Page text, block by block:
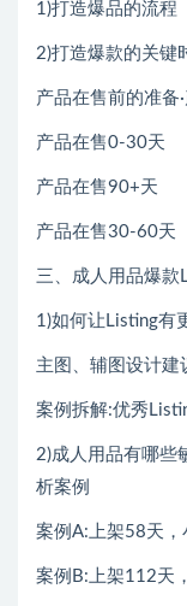
1)打造爆品的流程
2)打造爆款的关键
产品在售前的准备
产品在售0-30天
产品在售90+天
产品在售30-60天
三、成人用品爆款
1)如何让Listing有
主图、辅图设计建
案例拆解:优秀
2)成人用品有哪些
析案例
案例A:上架58天，
案例B:上架112天